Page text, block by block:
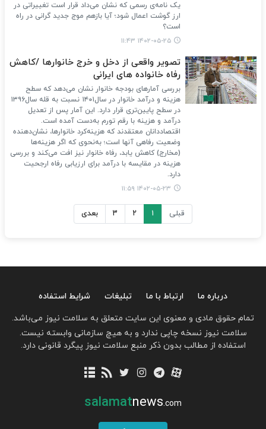
یک نامه‌ی رسمی که نشان می‌داد قرار است تغییراتی در
ارز گوشت اعمال شود؛ آیا بازهم موج جدید گرانی در راه
است؟
۱۴۰۲-۰۵-۲۵ ۱۱:۴۳
تصویر واقعی از دخل و خرج خانوارها /کاهش
رفاه خانواده های ایرانی
بررسی آمارهای بودجه خانوار نشان می‌دهد که سطح
هزینه و درآمد خانوار در سال۱۴۰۱ نسبت به قله سال۱۳۹۶
در سطح پایین‌تری قرار دارد. این آمار پس از تعدیل
درآمد و هزینه با رقم تورم به‌دست آمده است.
اقتصاددانان معتقدند که هزینه‌کرد خانوارها، نشان‌دهنده
وضعیت رفاهی آنها است؛ به‌نحوی که اگر هزینه‌ها
(مخارج) کاهش یابد، رفاه خانوار نیز افت می‌کند و بررسی
هزینه در مقایسه با درآمد برای ارزیابی رفاه ارجحیت
دارد.
۱۴۰۲-۰۵-۲۳ ۱۱:۵۹
قبلی ۱ ۲ ۳ بعدی
درباره ما ارتباط با ما تبلیغات
شرایط استفاده
تمام حقوق مادی و معنوی این سایت متعلق به سلامت نیوز می‌باشد.
سلامت نیوز نسخه چاپی ندارد و به هیچ سازمانی وابسته نیست.
استفاده از مطالب بدون ذکر منبع سلامت نیوز پیگرد قانونی دارد.
salamatnews.com